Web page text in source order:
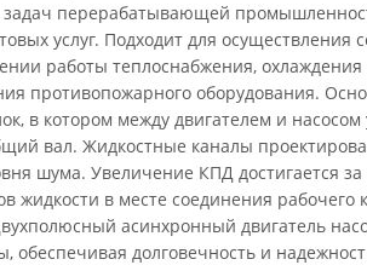
перерабатывающей
услуг. Подходит для осуществления
работы теплоснабжения,
противопожарного оборудования.
в котором между двигателем и
вал. Жидкостные каналы
шума. Увеличение КПД достигается
жидкости в месте соединения рабочего
асинхронный двигатель
обеспечивая долговечность и